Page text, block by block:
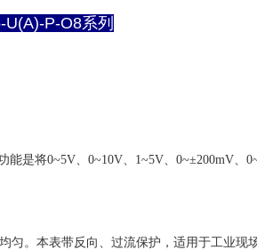
P-O8系列
是将0~5V、0~10V、1~5V、0~±200mV
。本表带反向、过流保护，适用于工业现